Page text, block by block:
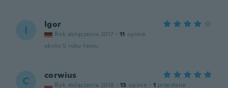
I Igor
Rok dołączenia 2017 · 11 opinie
około 5 roku temu
C corwius
Rok dołączenia 2018 · 13 opinie · 1 przesłane